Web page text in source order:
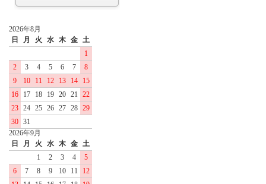
2026年8月
日
月 火 水 木 金 土
1
2
3 4 5 6 7
8
9
10 11 12 13 14
15
16
17 18 19 20 21
22
23 24 25 26 27 28 29
30 31
2026年9月
日
月 火 水 木 金 土
1
2 3 4
5
6
7 8 9 10 11
12